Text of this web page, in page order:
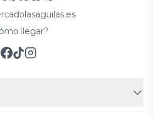
llegar?